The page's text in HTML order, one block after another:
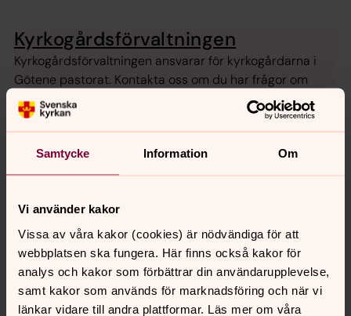
Samtycke Information Om
Vi använder kakor
Vissa av våra kakor (cookies) är nödvändiga för att
webbplatsen ska fungera. Här finns också kakor för
analys och kakor som förbättrar din användarupplevelse,
samt kakor som används för marknadsföring och när vi
länkar vidare till andra plattformar. Läs mer om våra
Kyrkogårdsförvaltningen
Kyrkogårdsförvaltningen ansvarar för kyrkogårdarna i
Götene pastorat. Kontakta oss om du har frågor om
kyrkogård, begravning, gravplats, gravar, urnsättning,
minneslund, askgravplats, gravskick, gravstenssäkring,
gravsättningsformer mm
Publicerad 15 februari 2016
Synpunkter eller frågor på sidans
innehåll?
gotene.kgf@svenskakyrkan.se
Dela